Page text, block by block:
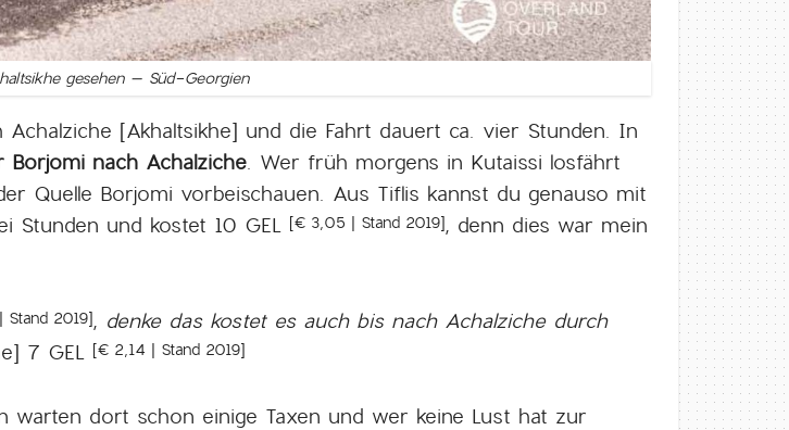
gesehen – Süd-Georgien
[Akhaltsikhe] und die Fahrt dauert ca. vier Stunden. In
Borjomi nach Achalziche. Wer früh morgens in Kutaissi losfährt
Quelle Borjomi vorbeischauen. Aus Tiflis kannst du genauso mit
Stunden und kostet 10 GEL [€ 3,05 | Stand 2019], denn dies war mein
2019], denke das kostet es auch bis nach Achalziche durch
7 GEL [€ 2,14 | Stand 2019]
warten dort schon einige Taxen und wer keine Lust hat zur